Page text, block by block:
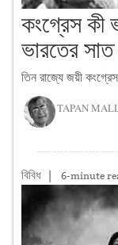
কংগ্রেস কী
ভারতের
তিন রাজ্যে জয়ী
TAPAN
বিবিধ |6-minute